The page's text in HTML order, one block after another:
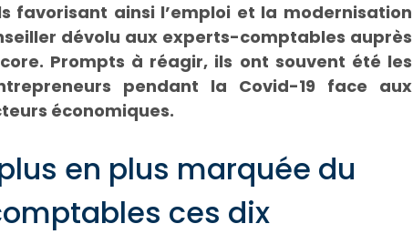
favorisant ainsi l’emploi et la modernisation
dévolu aux experts-comptables auprès
Prompts à réagir, ils ont souvent été les
pendant la Covid-19 face aux
économiques.
en plus marquée du
ces dix